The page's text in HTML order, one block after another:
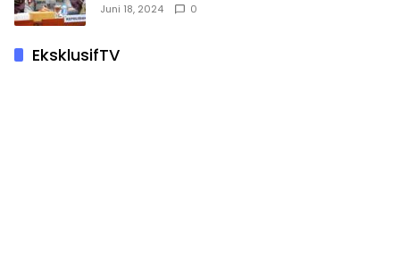
Juni 18, 2024 0
EksklusifTV